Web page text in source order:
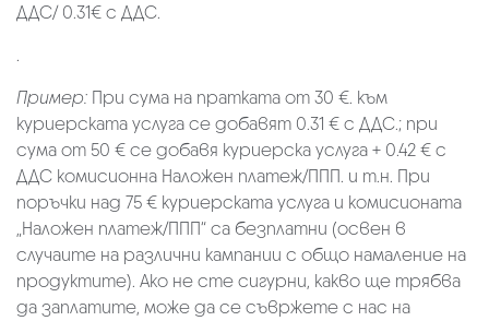
ДДС/ 0.31€ с ДДС.
.
Пример: При сума на пратката от 30 €. към
куриерската услуга се добавят 0.31 € с ДДС.; при
сума от 50 € се добавя куриерска услуга + 0.42 € с
ДДС комисионна Наложен платеж/ППП. и т.н. При
поръчки над 75 € куриерската услуга и комисионата
„Наложен платеж/ППП“ са безплатни (освен в
случаите на различни кампании с общо намаление на
продуктите). Ако не сте сигурни, какво ще трябва
да заплатите, може да се съвржете с нас на